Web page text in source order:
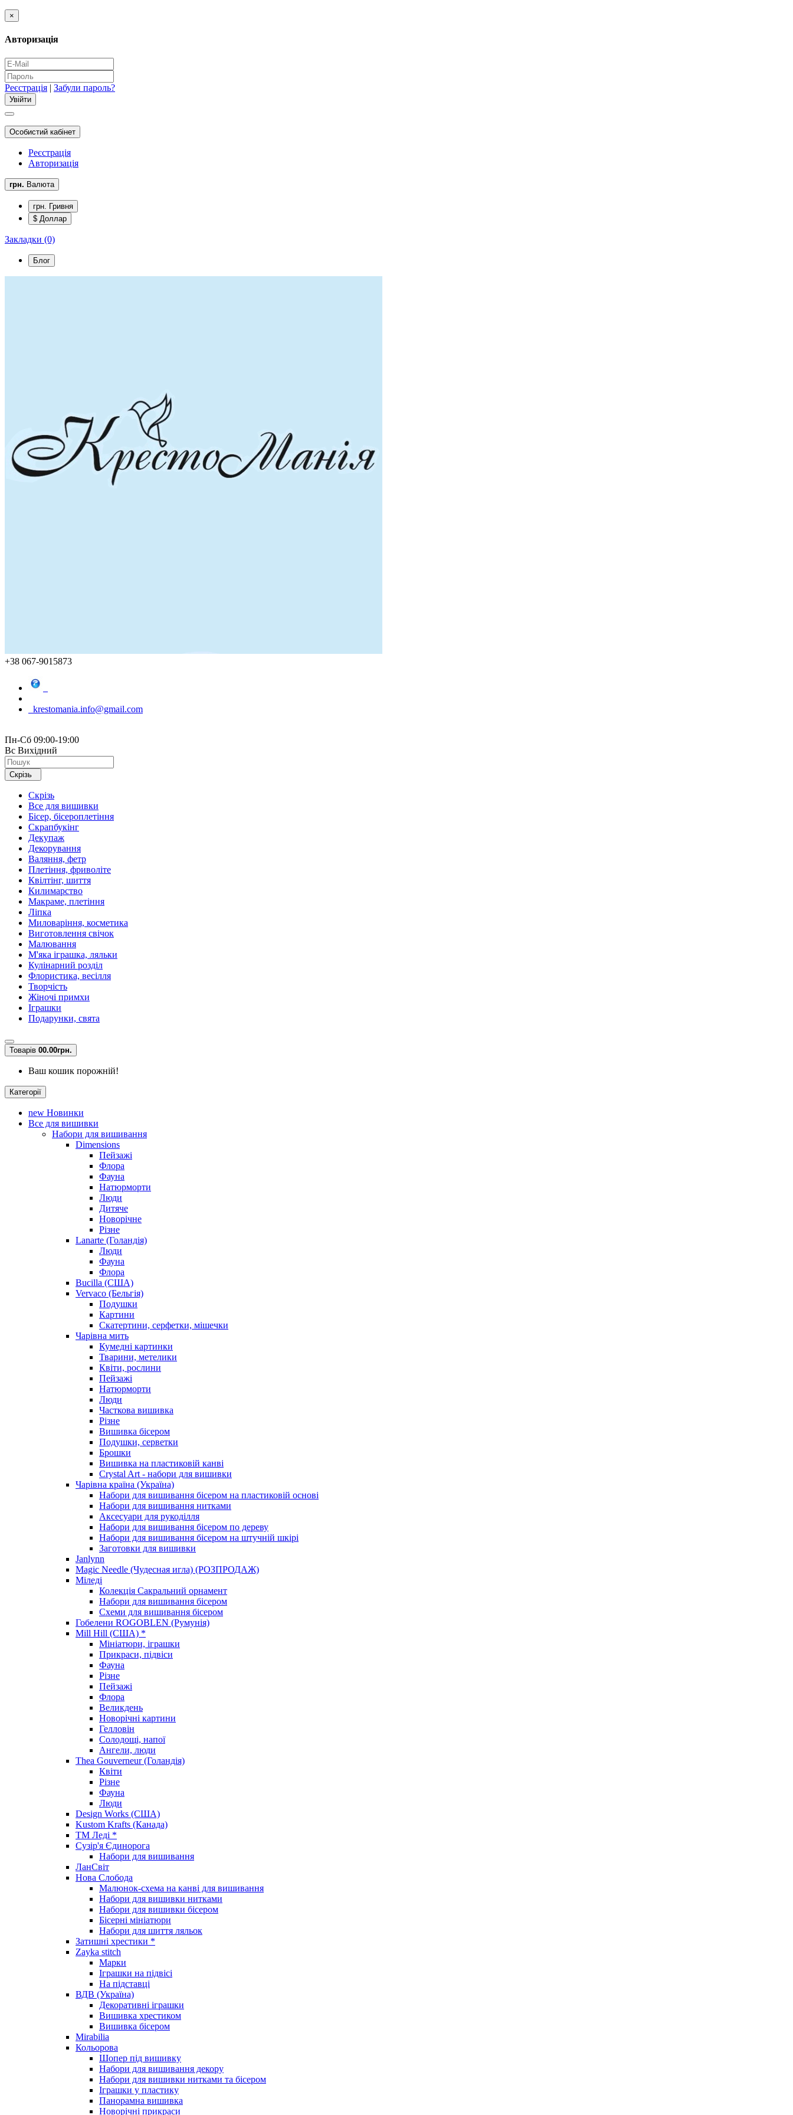
×
Авторизація
Реєстрація | Забули пароль?
Особистий кабінет
Реєстрація
Авторизація
грн. Валюта
грн. Гривня
$ Доллар
Закладки (0)
Блог
+38 067-9015873
krestomania.info@gmail.com
Пн-Сб 09:00-19:00
Вс Вихідний
Скрізь
Скрізь
Все для вишивки
Бісер, бісероплетіння
Скрапбукінг
Декупаж
Декорування
Валяння, фетр
Плетіння, фриволіте
Квілтінг, шиття
Килимарство
Макраме, плетіння
Ліпка
Миловаріння, косметика
Виготовлення свічок
Малювання
М'яка іграшка, ляльки
Кулінарний розділ
Флористика, весілля
Творчість
Жіночі примхи
Іграшки
Подарунки, свята
Товарів 00.00грн.
Ваш кошик порожній!
Категорії
new Новинки
Все для вишивки
Набори для вишивання
Dimensions
Пейзажі
Флора
Фауна
Натюрморти
Люди
Дитяче
Новорічне
Різне
Lanarte (Голандія)
Люди
Фауна
Флора
Bucilla (США)
Vervaco (Бельгія)
Подушки
Картини
Скатертини, серфетки, мішечки
Чарiвна мить
Кумедні картинки
Тварини, метелики
Квіти, рослини
Пейзажі
Натюрморти
Люди
Часткова вишивка
Різне
Вишивка бісером
Подушки, серветки
Брошки
Вишивка на пластиковій канві
Crystal Art - набори для вишивки
Чарівна країна (Україна)
Набори для вишивання бісером на пластиковій основі
Набори для вишивання нитками
Аксесуари для рукоділля
Набори для вишивання бісером по дереву
Набори для вишивання бісером на штучній шкірі
Заготовки для вишивки
Janlynn
Magic Needle (Чудесная игла) (РОЗПРОДАЖ)
Міледі
Колекція Сакральний орнамент
Набори для вишивання бісером
Схеми для вишивання бісером
Гобелени ROGOBLEN (Румунія)
Mill Hill (США) *
Мініатюри, іграшки
Прикраси, підвіси
Фауна
Різне
Пейзажі
Флора
Великдень
Новорічні картини
Гелловін
Солодощі, напої
Ангели, люди
Thea Gouverneur (Голандія)
Квіти
Різне
Фауна
Люди
Design Works (США)
Kustom Krafts (Канада)
ТМ Леді *
Сузір'я Єдинорога
Набори для вишивання
ЛанСвіт
Нова Слобода
Малюнок-схема на канві для вишивання
Набори для вишивки нитками
Набори для вишивки бісером
Бісерні мініатюри
Набори для шиття ляльок
Затишні хрестики *
Zayka stitch
Марки
Іграшки на підвісі
На підставці
ВДВ (Україна)
Декоративні іграшки
Вишивка хрестиком
Вишивка бісером
Mirabilia
Кольорова
Шопер під вишивку
Набори для вишивання декору
Набори для вишивки нитками та бісером
Іграшки у пластику
Панорамна вишивка
Новорічні прикраси